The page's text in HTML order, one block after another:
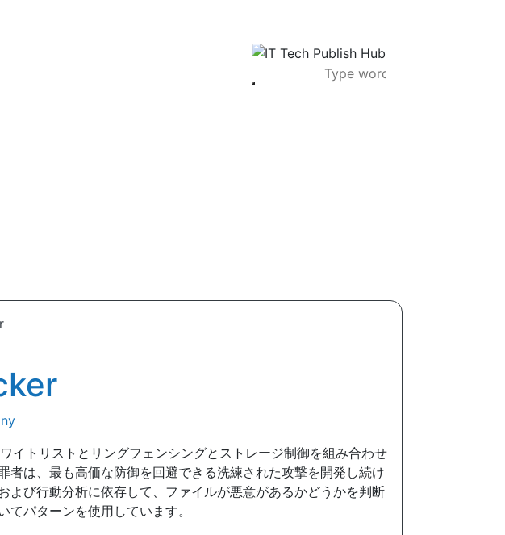
トリストとリングフェンシングとストレージ制御を組み合わせ
は、最も高価な防御を回避できる洗練された攻撃を開発し続け
び行動分析に依存して、ファイルが悪意があるかどうかを判断
パターンを使用しています。